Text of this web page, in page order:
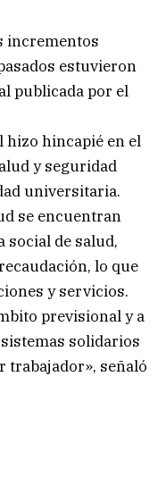
incrementos
estuvieron
publicada por el
hincapié en el
y seguridad
universitaria.
se encuentran
social de salud,
lo que
y servicios.
previsional y a
solidarios
trabajador», señaló